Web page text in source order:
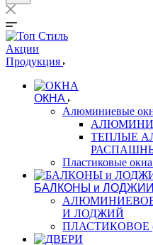
Акции
Продукция
ОКНА
Алюминиевые
ТЕПЛЫЕ
Пластиковые
БАЛКОНЫ и ЛОДЖИИ
И ЛОДЖИЙ
ПЛАСТИКОВОЕ